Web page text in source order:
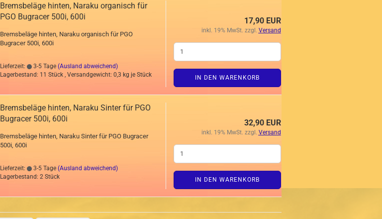
Bremsbeläge hinten, Naraku organisch für
PGO Bugracer 500i, 600i
Bremsbeläge hinten, Naraku organisch für PGO
Bugracer 500i, 600i
Lieferzeit: 3-5 Tage (Ausland abweichend)
Lagerbestand: 11 Stück , Versandgewicht: 0,3 kg je Stück
17,90 EUR
inkl. 19% MwSt. zzgl. Versand
IN DEN WARENKORB
Bremsbeläge hinten, Naraku Sinter für PGO
Bugracer 500i, 600i
Bremsbeläge hinten, Naraku Sinter für PGO Bugracer
500i, 600i
Lieferzeit: 3-5 Tage (Ausland abweichend)
Lagerbestand: 2 Stück
32,90 EUR
inkl. 19% MwSt. zzgl. Versand
IN DEN WARENKORB